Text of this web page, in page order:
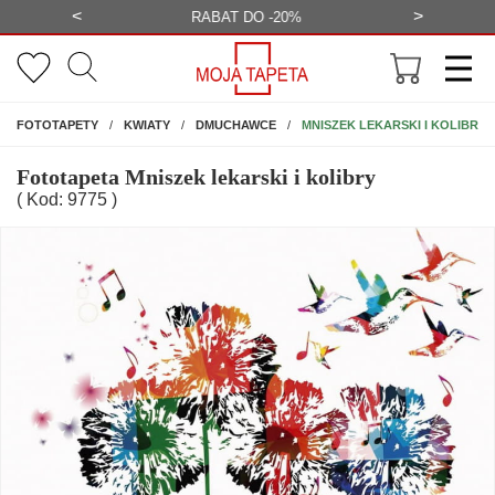
< BEZPŁATNA WIZUALIZACJA >
FOTOTAPETYNA ŚCIANĘ
KWIATY DMUCHAWCE MNISZEK LEKARSKI I KOLIBRY
Fototapeta Mniszek lekarski i kolibry
( Kod: 9775 )